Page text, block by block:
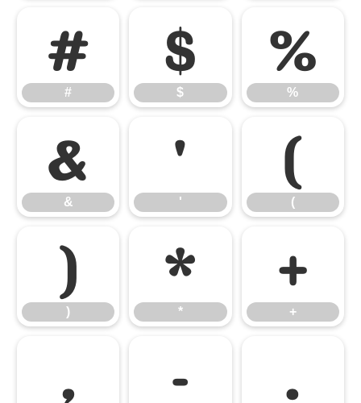
#
# $
$ %
%
&
& '
' (
(
)
) *
* +
+
, - .